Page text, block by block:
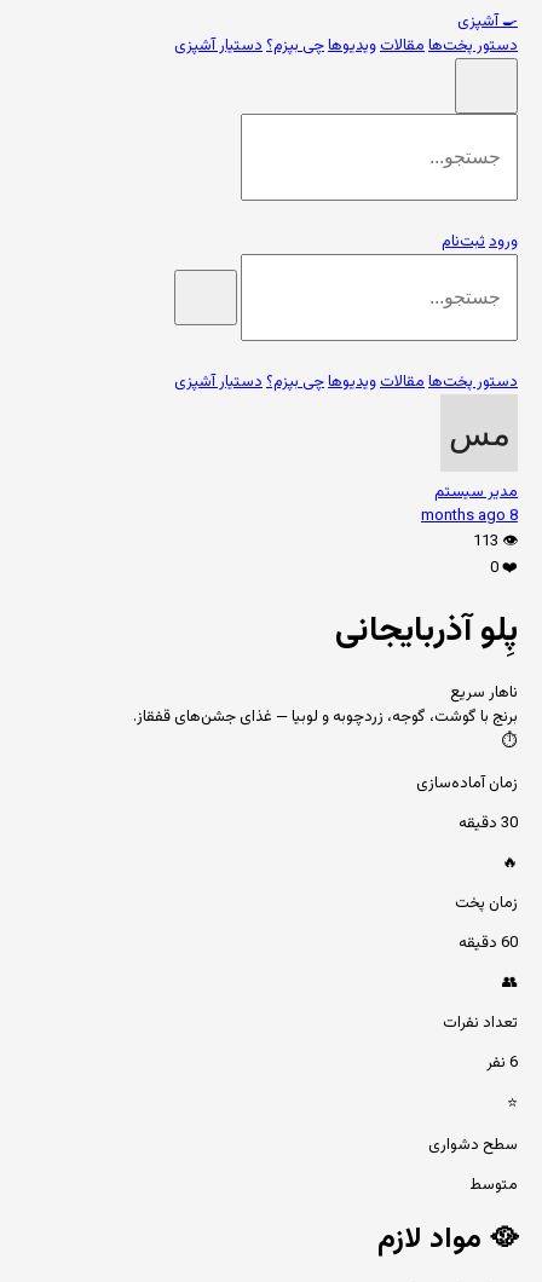
🍳آشپزی
دستور پخت‌هامقالاتویدیوهاچی بپزم؟دستیار آشپزی
ورودثبت‌نام
دستور پخت‌هامقالاتویدیوهاچی بپزم؟دستیار آشپزی
مدیر سیستم
8 months ago
👁️
113
❤️
0
پِلو آذربایجانی
ناهار سریع
برنج با گوشت، گوجه، زردچوبه و لوبیا — غذای جشن‌های قفقاز.
⏱️
زمان آماده‌سازی
30 دقیقه
🔥
زمان پخت
60 دقیقه
👥
تعداد نفرات
6 نفر
⭐
سطح دشواری
متوسط
🥘 مواد لازم